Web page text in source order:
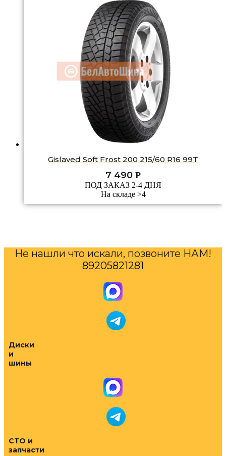
Gislaved Soft Frost 200 215/60 R16 99T
7 490 Р
ПОД ЗАКАЗ 2-4 ДНЯ
На складе >4
Не нашли что искали, позвоните НАМ!
89205821281
Диски
и
шины
СТО и
запчасти